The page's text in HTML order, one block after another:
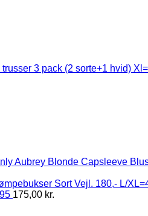
trusser 3 pack (2 sorte+1 hvid)
Aubrey Blonde Capsleeve
Sort Vejl. 180,- L/
175,00 kr.